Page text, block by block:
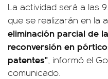
La actividad será a las
que se realizarán en la
eliminación parcial de
reconversión en
patentes", informó el
comunicado.